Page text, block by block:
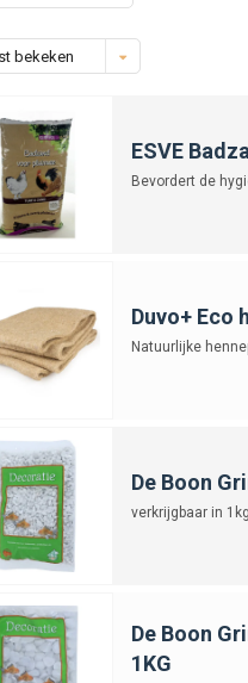
bekeken
ESVE
Bevordert de
Duvo+ Eco
Natuurlijke
De Boon
verkrijgbaar in
De Boon
1KG